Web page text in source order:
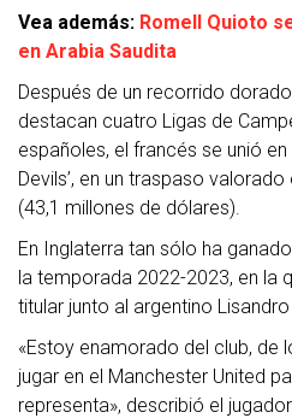
Vea además: Romell Quioto
en Arabia Saudita
Después de un recorrido
destacan cuatro Ligas de
españoles, el francés se unió
Devils’, en un traspaso
(43,1 millones de dólares).
En Inglaterra tan sólo ha
la temporada 2022-2023, en la
titular junto al argentino
«Estoy enamorado del club, de
jugar en el Manchester United
representa», describió el